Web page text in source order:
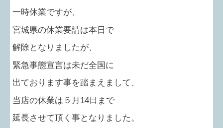
一時休業ですが、
宮城県の休業要請は本日で
解除となりましたが、
緊急事態宣言は未だ全国に
出ております事を踏まえまして、
当店の休業は５月 14 日まで
延長させて頂く事となりました。